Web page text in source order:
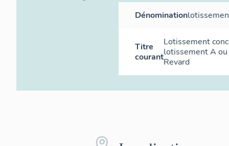
Dénomination
Titre
courant
Lotissement
lotissement A
Revard